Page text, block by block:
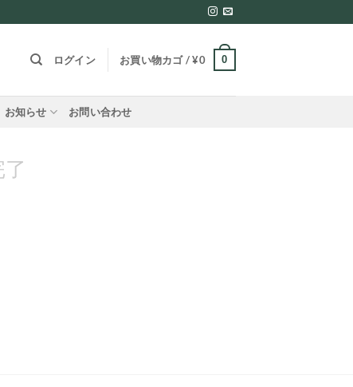
ログイン お買い物カゴ /¥0 0
お知らせ お問い合わせ